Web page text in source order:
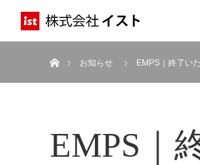
お知らせ
EMPS｜終了い
EMPS｜